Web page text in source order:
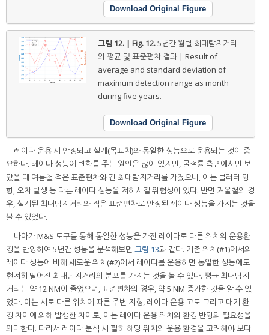
Download Original Figure
그림 12. | Fig. 12.5년간 월별 최대탐지거리
의 평균 및 표준편차 결과 | Result of
average and standard deviation of
maximum detection range as month
during five years.
Download Original Figure
레이다 운용 시 안정되고 설계(목표치)와 동일한 성능으로 운용되는 것이 중
요하다. 레이다 성능에 변화를 주는 원인은 많이 있지만, 굴절률 측면에서만 보
았을 때 여름철 적은 표준편차와 긴 최대탐지거리를 가졌으나, 이는 클러터 영
향, 오차 발생 등 다른 레이다 성능을 저하시킬 위험성이 있다. 반면 겨울철의 경
우, 설계된 최대탐지거리와 적은 표준편차로 안정된 레이다 성능을 가지는 것을
볼 수 있었다.
나아가 M&S 도구를 통해 동일한 성능을 가진 레이다로 다른 위치의 운용환
경을 반영하여 5년간 성능을 분석해보면 그림 13과 같다. 기존 위치(#1)에서의
레이다 성능에 비해 새로운 위치(#2)에서 레이다를 운용하면 동일한 성능에도
현저히 떨어진 최대탐지거리의 분포를 가지는 것을 볼 수 있다. 평균 최대탐지
거리는 약 12 NM이 줄었으며, 표준편차의 경우, 약 5 NM 증가한 것을 알 수 있
었다. 이는 서로 다른 위치에 따른 주변 지형, 레이다 운용 고도 그리고 대기 환
경 차이에 의해 발생한 차이로, 이는 레이다 운용 위치의 환경 반영의 필요성을
의미한다. 따라서 레이다 분석 시 필히 해당 위치의 운용 환경을 고려해야 보다